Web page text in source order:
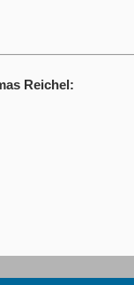
Reichel: